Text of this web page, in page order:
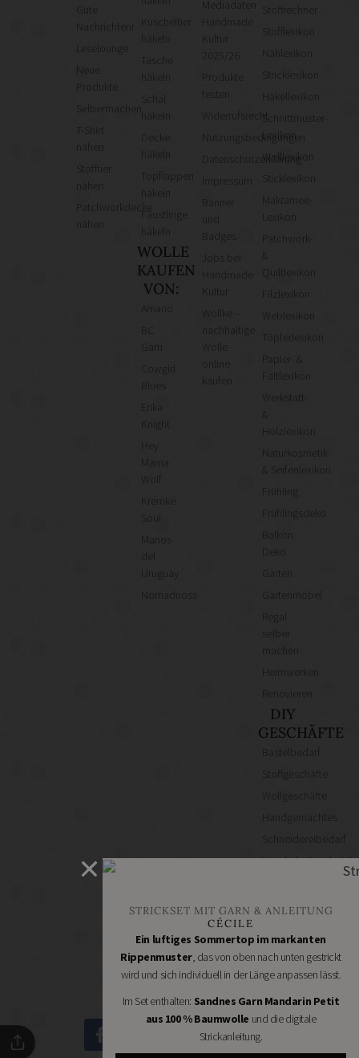
Gute
Nachrichten!
Leselounge
Produkte
Selbermachen
T-Shirt
Stofftier
Patchworkdecke
Kuscheltier
Tasche
häkeln
Topflappen
häkeln
Fäustlinge
häkeln
WOLLE
KAUFEN
VON:
Cowgirl
Knight
Mama
Kremke
Manos
Uruguay
Nomadnoss
Mediadaten
Kultur
2025/26
Produkte
testen
Widerrufsrecht
Nutzungsbedingungen
Datenschutzerklärung
Kultur
Wollke –
nachhaltige
kaufen
Stoffrechner
Stofflexikon
Nählexikon
Stricklexikon
Häkellexikon
Schnittmuster-
Lexikon
Wolllexikon
Sticklexikon
Makramee-
Lexikon
Patchwork-
&
Quiltlexikon
Filzlexikon
Weblexikon
Töpferlexikon
Papier- &
Faltlexikon
Werkstatt-
&
Holzlexikon
Naturkosmetik-
& Seifenlexikon
Frühling
Frühlingsdeko
Deko
Garten
Gartenmöbel
Regal
Heimwerken
DIY
GESCHÄFTE
Bastelbedarf
Stoffgeschäfte
Wollgeschäfte
Handgemachtes
Handarbeitszubehör
Shops
Schmuckzubehör
Nähmaschinen
STRICKSET MIT GARN & ANLEITUNG
CÉCILE
Ein luftiges Sommertop im markanten
Rippenmuster, das von oben nach unten gestrickt
wird und sich individuell in der Länge anpassen lässt.
Im Set enthalten: Sandnes Garn Mandarin Petit
aus 100 % Baumwolle und die digitale
Strickanleitung.